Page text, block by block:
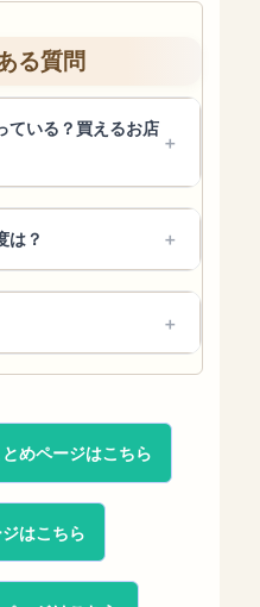
る質問
ている？買えるお店
は？
めページはこちら
はこちら